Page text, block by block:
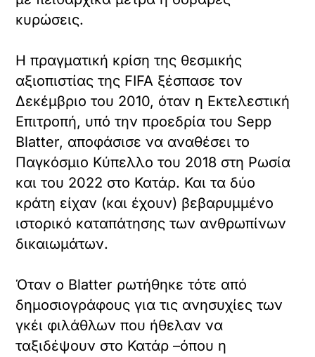
κυρώσεις.
Η πραγματική κρίση της θεσμικής
αξιοπιστίας της FIFA ξέσπασε τον
Δεκέμβριο του 2010, όταν η Εκτελεστική
Επιτροπή, υπό την προεδρία του Sepp
Blatter, αποφάσισε να αναθέσει το
Παγκόσμιο Κύπελλο του 2018 στη Ρωσία
και του 2022 στο Κατάρ. Και τα δύο
κράτη είχαν (και έχουν) βεβαρυμμένο
ιστορικό καταπάτησης των ανθρωπίνων
δικαιωμάτων.
Όταν ο Blatter ρωτήθηκε τότε από
δημοσιογράφους για τις ανησυχίες των
γκέι φιλάθλων που ήθελαν να
ταξιδέψουν στο Κατάρ –όπου η